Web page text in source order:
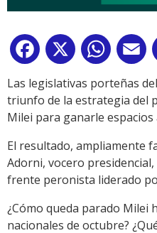
Facebook
X
Las legislativas porteñas
triunfo de la estrategia del
Milei para ganarle espacios
El resultado, ampliamente
Adorni, vocero
frente peronista liderado
¿Cómo queda parado Milei
nacionales de octubre?